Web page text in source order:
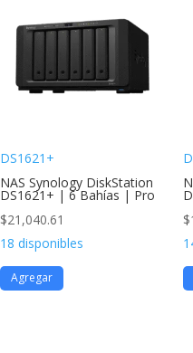
DS1621+
NAS Synology DiskStation
DS1621+ | 6 Bahías | Pro
$21,040.61
18 disponibles
Agregar
$